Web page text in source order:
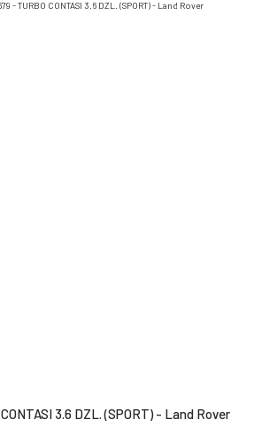
3.6 DZL. (SPORT) - Land Rover